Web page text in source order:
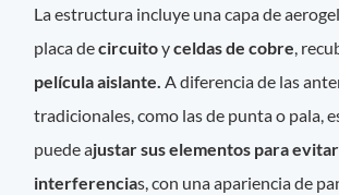
La estructura incluye una capa de
placa decircuitoyceldas de cobre,
película aislante. A diferencia de las
tradicionales, como las de punta o pala,
puede ajustar sus elementos para evitar
interferencias, con una apariencia de